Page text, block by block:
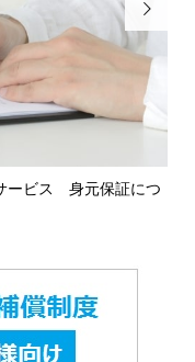
ービス 身元保証につ
